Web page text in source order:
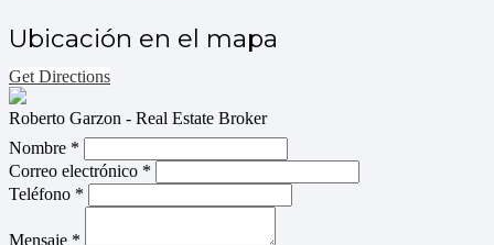
Ubicación en el mapa
Get Directions
Roberto Garzon - Real Estate Broker
Nombre *
Correo electrónico *
Teléfono *
Mensaje *